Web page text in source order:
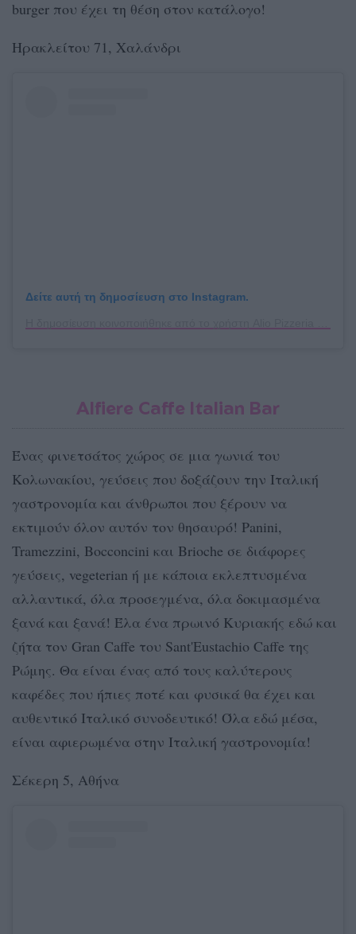
burger που έχει τη θέση στον κατάλογο!
Ηρακλείτου 71, Χαλάνδρι
Δείτε αυτή τη δημοσίευση στο Instagram.
Alfiere Caffe Italian Bar
Ένας φινετσάτος χώρος σε μια γωνιά του
Κολωνακίου, γεύσεις που δοξάζουν την Ιταλική
γαστρονομία και άνθρωποι που ξέρουν να
εκτιμούν όλον αυτόν τον θησαυρό! Panini,
Tramezzini, Bocconcini και Brioche σε διάφορες
γεύσεις, vegeterian ή με κάποια εκλεπτυσμένα
αλλαντικά, όλα προσεγμένα, όλα δοκιμασμένα
ξανά και ξανά! Έλα ένα πρωινό Κυριακής εδώ και
ζήτα τον Gran Caffe του Sant'Eustachio Caffe της
Ρώμης. Θα είναι ένας από τους καλύτερους
καφέδες που ήπιες ποτέ και φυσικά θα έχει και
αυθεντικό Ιταλικό συνοδευτικό! Όλα εδώ μέσα,
είναι αφιερωμένα στην Ιταλική γαστρονομία!
Σέκερη 5, Αθήνα